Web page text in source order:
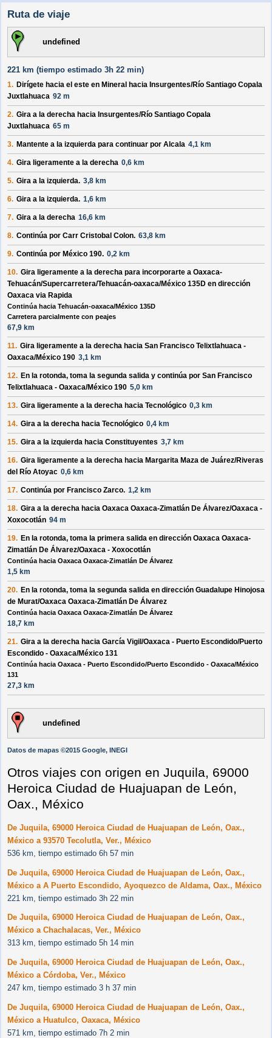
Ruta de viaje
undefined
221 km (tiempo estimado 3h 22 min)
1. Dirígete hacia el este en Mineral hacia Insurgentes/Río Santiago Copala
Juxtlahuaca 92 m
2. Gira a la derecha hacia Insurgentes/Río Santiago Copala
Juxtlahuaca 65 m
3. Mantente a la izquierda para continuar por Alcala 4,1 km
4. Gira ligeramente a la derecha 0,6 km
5. Gira a la izquierda. 3,8 km
6. Gira a la izquierda. 1,6 km
7. Gira a la derecha 16,6 km
8. Continúa por Carr Cristobal Colon. 63,8 km
9. Continúa por México 190. 0,2 km
10. Gira ligeramente a la derecha para incorporarte a Oaxaca-
Tehuacán/Supercarretera/Tehuacán-oaxaca/México 135D en dirección
Oaxaca via Rapida
Continúa hacia Tehuacán-oaxaca/México 135D
Carretera parcialmente con peajes
67,9 km
11. Gira ligeramente a la derecha hacia San Francisco Telixtlahuaca -
Oaxaca/México 190 3,1 km
12. En la rotonda, toma la segunda salida y continúa por San Francisco
Telixtlahuaca - Oaxaca/México 190 5,0 km
13. Gira ligeramente a la derecha hacia Tecnológico 0,3 km
14. Gira a la derecha hacia Tecnológico 0,4 km
15. Gira a la izquierda hacia Constituyentes 3,7 km
16. Gira ligeramente a la derecha hacia Margarita Maza de Juárez/Riveras
del Río Atoyac 0,6 km
17. Continúa por Francisco Zarco. 1,2 km
18. Gira a la derecha hacia Oaxaca Oaxaca-Zimatlán De Álvarez/Oaxaca -
Xoxocotlán 94 m
19. En la rotonda, toma la primera salida en dirección Oaxaca Oaxaca-
Zimatlán De Álvarez/Oaxaca - Xoxocotlán
Continúa hacia Oaxaca Oaxaca-Zimatlán De Álvarez
1,5 km
20. En la rotonda, toma la segunda salida en dirección Guadalupe Hinojosa
de Murat/Oaxaca Oaxaca-Zimatlán De Álvarez
Continúa hacia Oaxaca Oaxaca-Zimatlán De Álvarez
18,7 km
21. Gira a la derecha hacia García Vigil/Oaxaca - Puerto Escondido/Puerto
Escondido - Oaxaca/México 131
Continúa hacia Oaxaca - Puerto Escondido/Puerto Escondido - Oaxaca/México
131
27,3 km
undefined
Datos de mapas ©2015 Google, INEGI
Otros viajes con origen en Juquila, 69000
Heroica Ciudad de Huajuapan de León,
Oax., México
De Juquila, 69000 Heroica Ciudad de Huajuapan de León, Oax.,
México a 93570 Tecolutla, Ver., México
536 km, tiempo estimado 6h 57 min
De Juquila, 69000 Heroica Ciudad de Huajuapan de León, Oax.,
México a A Puerto Escondido, Ayoquezco de Aldama, Oax., México
221 km, tiempo estimado 3h 22 min
De Juquila, 69000 Heroica Ciudad de Huajuapan de León, Oax.,
México a Chachalacas, Ver., México
313 km, tiempo estimado 5h 14 min
De Juquila, 69000 Heroica Ciudad de Huajuapan de León, Oax.,
México a Córdoba, Ver., México
247 km, tiempo estimado 3 h 37 min
De Juquila, 69000 Heroica Ciudad de Huajuapan de León, Oax.,
México a Huatulco, Oaxaca, México
571 km, tiempo estimado 7h 2 min